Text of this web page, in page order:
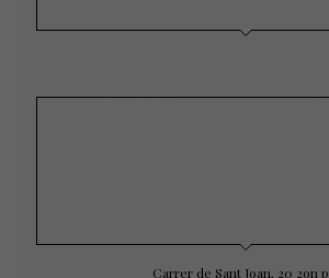
Àrea privada